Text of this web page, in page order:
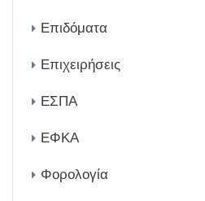
Επιδόματα
Επιχειρήσεις
ΕΣΠΑ
ΕΦΚΑ
Φορολογία